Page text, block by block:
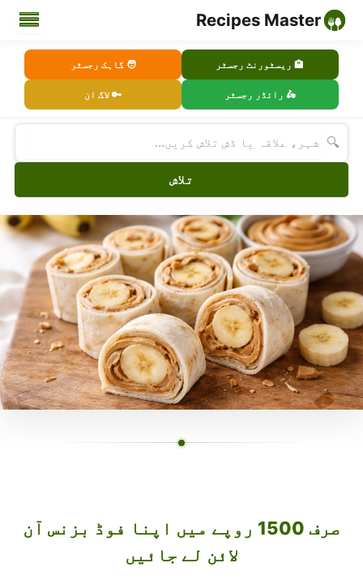
Recipes Master
🏨 ریسٹورنٹ رجسٹر 🧑 گاہک رجسٹر
🛵 رائڈر رجسٹر 🔑 لاگ ان
🔍
تلاش
صرف 1500 روپے میں اپنا فوڈ بزنس آن
لائن لے جائیں